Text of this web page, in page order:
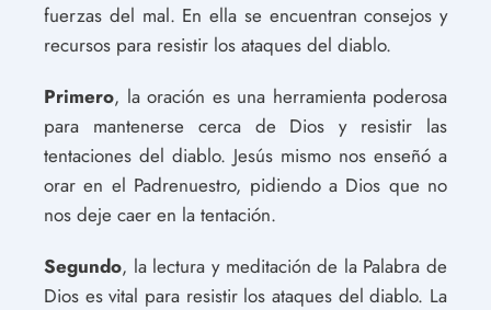
fuerzas del mal. En ella se encuentran consejos y
recursos para resistir los ataques del diablo.
Primero, la oración es una herramienta poderosa
para mantenerse cerca de Dios y resistir las
tentaciones del diablo. Jesús mismo nos enseñó a
orar en el Padrenuestro, pidiendo a Dios que no
nos deje caer en la tentación.
Segundo, la lectura y meditación de la Palabra de
Dios es vital para resistir los ataques del diablo. La